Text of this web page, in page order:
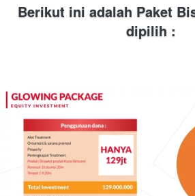
Berikut ini adalah Paket
dipilih :